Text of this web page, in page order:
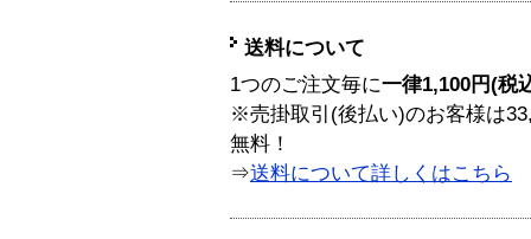
送料について
1つのご注文毎に一律1,100円(税
※売掛取引(後払い)のお客様は
無料！
⇒送料について詳しくはこちら